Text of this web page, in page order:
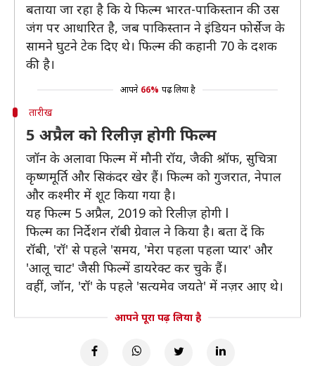
बताया जा रहा है कि ये फिल्म भारत-पाकिस्तान की उस
जंग पर आधारित है, जब पाकिस्तान ने इंडियन फोर्सेज के
सामने घुटने टेक दिए थे। फिल्म की कहानी 70 के दशक
की है।
आपने 66% पढ़ लिया है
तारीख
5 अप्रैल को रिलीज़ होगी फिल्म
जॉन के अलावा फिल्म में मौनी रॉय, जैकी श्रॉफ, सुचित्रा
कृष्णमूर्ति और सिकंदर खेर हैं। फिल्म को गुजरात, नेपाल
और कश्मीर में शूट किया गया है।
यह फिल्म 5 अप्रैल, 2019 को रिलीज़ होगी l
फिल्म का निर्देशन रॉबी ग्रेवाल ने किया है। बता दें कि
रॉबी, 'रॉ' से पहले 'समय, 'मेरा पहला पहला प्यार' और
'आलू चाट' जैसी फिल्में डायरेक्ट कर चुके हैं।
वहीं, जॉन, 'रॉ' के पहले 'सत्यमेव जयते' में नज़र आए थे।
आपने पूरा पढ़ लिया है